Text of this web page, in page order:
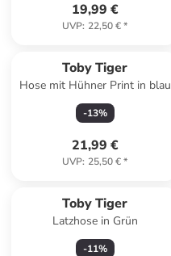
19,99 €
UVP: 22,50 €*
Toby Tiger
Hose mit Hühner Print in blau
-13%
21,99 €
UVP: 25,50 €*
Toby Tiger
Latzhose in Grün
-11%